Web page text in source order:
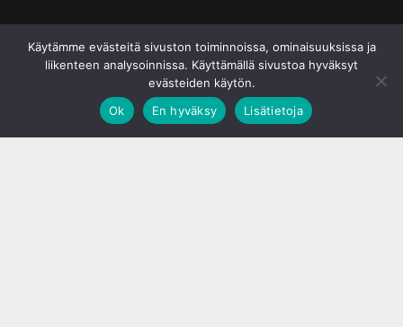
Käytämme evästeitä sivuston toiminnoissa, ominaisuuksissa ja
liikenteen analysoinnissa. Käyttämällä sivustoa hyväksyt
evästeiden käytön.
Ok
En hyväksy Lisätietoja